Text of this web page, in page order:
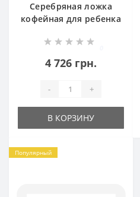
Серебряная ложка
кофейная для ребенка
4 726 грн.
- +
В КОРЗИНУ
Популярный